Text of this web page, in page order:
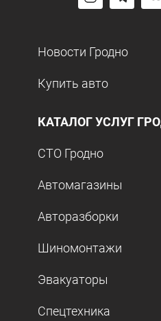
Новости Гродно
Купить авто
КАТАЛОГ УСЛУГ
СТО Гродно
Автомагазины
Авторазборки
Шиномонтажи
Эвакуаторы
Спецтехника